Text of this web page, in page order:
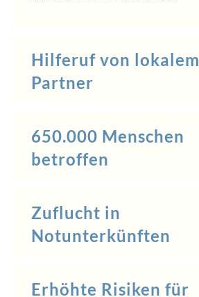
Hilferuf von lokalem
Partner
650.000 Menschen
betroffen
Zuflucht in
Notunterkünften
Erhöhte Risiken für